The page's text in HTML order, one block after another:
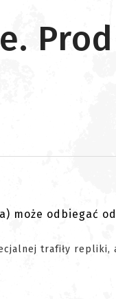
może odbiegać od
trafiły repliki,